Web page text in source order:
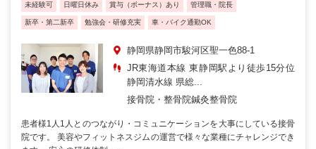
未経験可 日曜日休み 賞与（ボーナス）あり 管理職・院長
新卒・第二新卒 勉強会・研修充実 車・バイク通勤OK
静岡県静岡市駿河区聖一色88-1
JR東海道本線 東静岡駅より徒歩15分位
静岡清水線 県総...
接骨院・整骨院鍼灸整骨院
患者様1人1人とのつながり・コミュニケーションを大事にしている接骨
院です。 美容やフィットネスジムの運営で様々な業種にチャレンジでき